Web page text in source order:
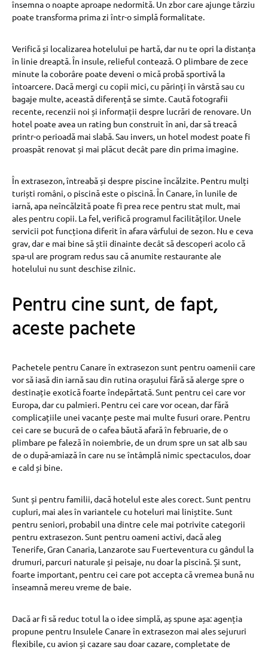
însemna o noapte aproape nedormită. Un zbor care ajunge târziu
poate transforma prima zi într-o simplă formalitate.
Verifică și localizarea hotelului pe hartă, dar nu te opri la distanța
în linie dreaptă. În insule, relieful contează. O plimbare de zece
minute la coborâre poate deveni o mică probă sportivă la
întoarcere. Dacă mergi cu copii mici, cu părinți în vârstă sau cu
bagaje multe, această diferență se simte. Caută fotografii
recente, recenzii noi și informații despre lucrări de renovare. Un
hotel poate avea un rating bun construit în ani, dar să treacă
printr-o perioadă mai slabă. Sau invers, un hotel modest poate fi
proaspăt renovat și mai plăcut decât pare din prima imagine.
În extrasezon, întreabă și despre piscine încălzite. Pentru mulți
turiști români, o piscină este o piscină. În Canare, în lunile de
iarnă, apa neîncălzită poate fi prea rece pentru stat mult, mai
ales pentru copii. La fel, verifică programul facilităților. Unele
servicii pot funcționa diferit în afara vârfului de sezon. Nu e ceva
grav, dar e mai bine să știi dinainte decât să descoperi acolo că
spa-ul are program redus sau că anumite restaurante ale
hotelului nu sunt deschise zilnic.
Pentru cine sunt, de fapt,
aceste pachete
Pachetele pentru Canare în extrasezon sunt pentru oamenii care
vor să iasă din iarnă sau din rutina orașului fără să alerge spre o
destinație exotică foarte îndepărtată. Sunt pentru cei care vor
Europa, dar cu palmieri. Pentru cei care vor ocean, dar fără
complicațiile unei vacanțe peste mai multe fusuri orare. Pentru
cei care se bucură de o cafea băută afară în februarie, de o
plimbare pe faleză în noiembrie, de un drum spre un sat alb sau
de o după-amiază în care nu se întâmplă nimic spectaculos, doar
e cald și bine.
Sunt și pentru familii, dacă hotelul este ales corect. Sunt pentru
cupluri, mai ales în variantele cu hoteluri mai liniștite. Sunt
pentru seniori, probabil una dintre cele mai potrivite categorii
pentru extrasezon. Sunt pentru oameni activi, dacă aleg
Tenerife, Gran Canaria, Lanzarote sau Fuerteventura cu gândul la
drumuri, parcuri naturale și peisaje, nu doar la piscină. Și sunt,
foarte important, pentru cei care pot accepta că vremea bună nu
înseamnă mereu vreme de baie.
Dacă ar fi să reduc totul la o idee simplă, aș spune așa: agenția
propune pentru Insulele Canare în extrasezon mai ales sejururi
flexibile, cu avion și cazare sau doar cazare, completate de